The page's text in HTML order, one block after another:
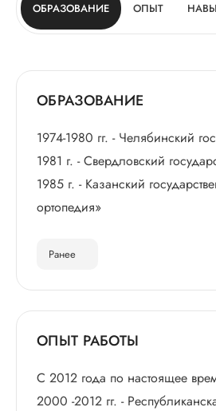
ОБРАЗОВАНИЕ ОПЫТ
ОБРАЗОВАНИЕ
1974-1980 гг. - Челябинский
1981 г. - Свердловский
1985 г. - Казанский
ортопедия»
Ранее
ОПЫТ РАБОТЫ
С 2012 года по настоящее
2000 -2012 гг. -